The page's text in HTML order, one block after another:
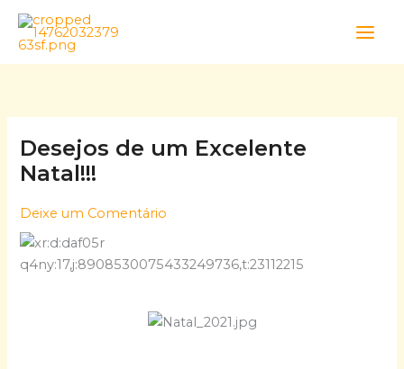
Skip
content
Desejos de um Excelente
Natal!!!
Deixe um Comentário